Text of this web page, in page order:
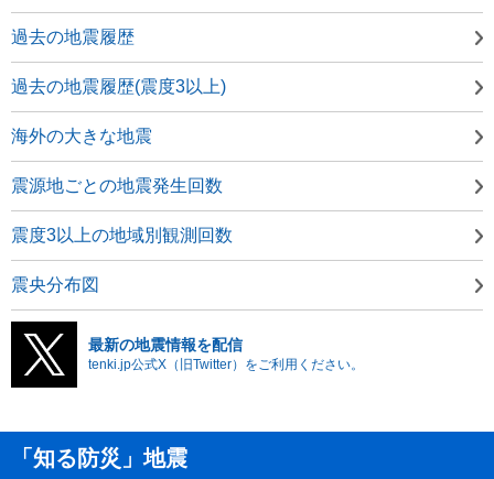
過去の地震履歴
過去の地震履歴(震度3以上)
海外の大きな地震
震源地ごとの地震発生回数
震度3以上の地域別観測回数
震央分布図
最新の地震情報を配信
tenki.jp公式X（旧Twitter）をご利用ください。
「知る防災」地震